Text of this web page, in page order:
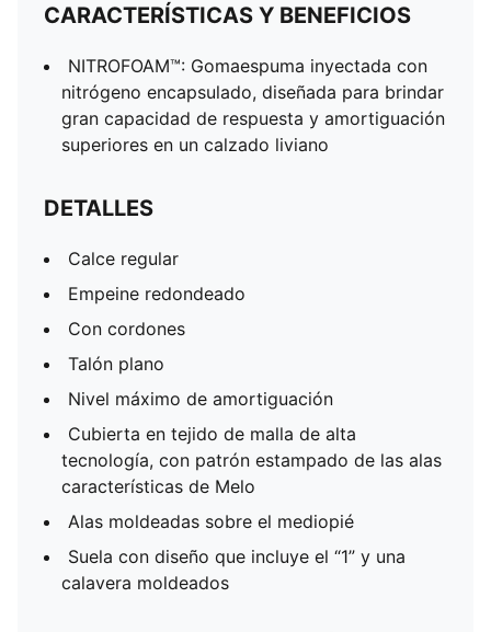
CARACTERÍSTICAS Y BENEFICIOS
NITROFOAM™: Gomaespuma inyectada con
nitrógeno encapsulado, diseñada para brindar
gran capacidad de respuesta y amortiguación
superiores en un calzado liviano
DETALLES
Calce regular
Empeine redondeado
Con cordones
Talón plano
Nivel máximo de amortiguación
Cubierta en tejido de malla de alta
tecnología, con patrón estampado de las alas
características de Melo
Alas moldeadas sobre el mediopié
Suela con diseño que incluye el “1” y una
calavera moldeados